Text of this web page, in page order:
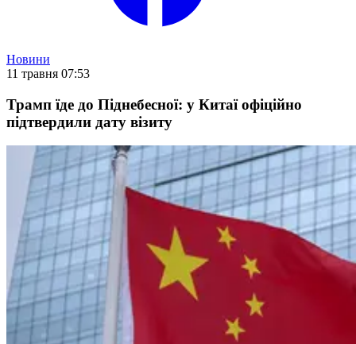
Новини
11 травня 07:53
Трамп їде до Піднебесної: у Китаї офіційно
підтвердили дату візиту